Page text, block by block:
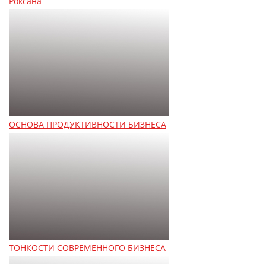
ОСНОВА ПРОДУКТИВНОСТИ БИЗНЕСА
ТОНКОСТИ СОВРЕМЕННОГО БИЗНЕСА